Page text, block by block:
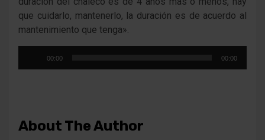
que cuidarlo, mantenerlo, la duración es de acuerdo al
mantenimiento que tenga».
00:00 00:00
About The Author